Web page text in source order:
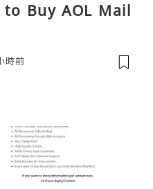
Buy AOL Mail
時前